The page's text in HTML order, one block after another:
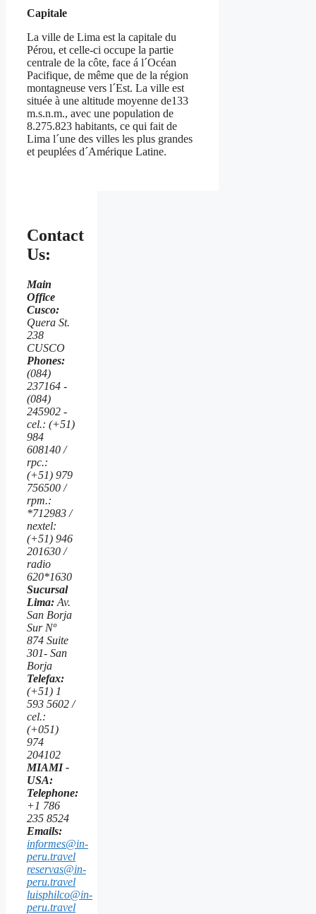
Capitale
La ville de Lima est la capitale du
Pérou, et celle-ci occupe la partie
centrale de la côte, face á l´Océan
Pacifique, de même que de la région
montagneuse vers l´Est. La ville est
située à une altitude moyenne de133
m.s.n.m., avec une population de
8.275.823 habitants, ce qui fait de
Lima l´une des villes les plus grandes
et peuplées d´Amérique Latine.
Contact
Us:
Main
Office
Cusco:
Quera St.
238
CUSCO
Phones:
(084)
237164 -
(084)
245902 -
cel.: (+51)
984
608140 /
rpc.:
(+51) 979
756500 /
rpm.:
*712983 /
nextel:
(+51) 946
201630 /
radio
620*1630
Sucursal
Lima: Av.
San Borja
Sur Nº
874 Suite
301- San
Borja
Telefax:
(+51) 1
593 5602 /
cel.:
(+051)
974
204102
MIAMI -
USA:
Telephone:
+1 786
235 8524
Emails:
informes@in-
peru.travel
reservas@in-
peru.travel
luisphilco@in-
peru.travel